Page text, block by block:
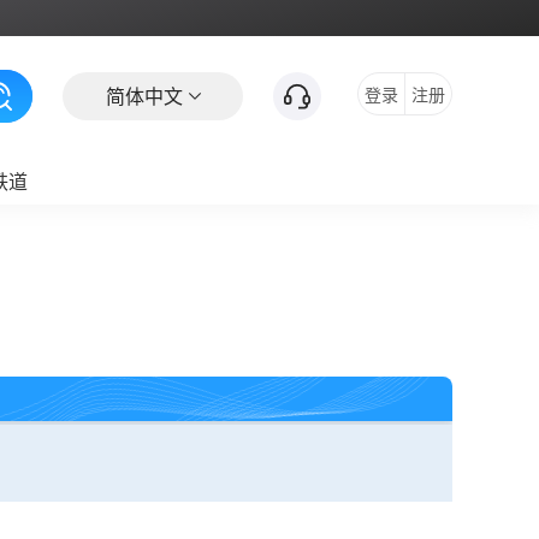
简体中文 登录 注册
道